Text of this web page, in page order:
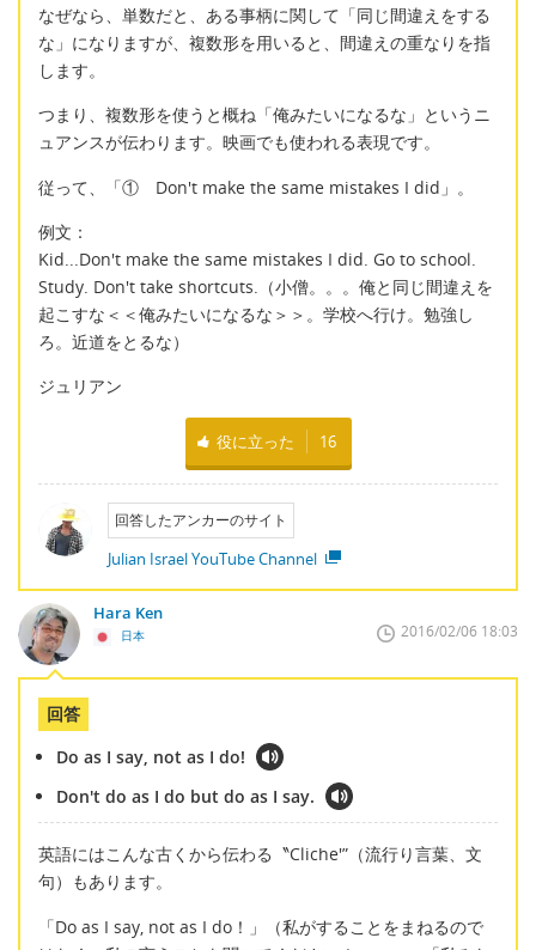
なぜなら、単数だと、ある事柄に関して「同じ間違えをする
な」になりますが、複数形を用いると、間違えの重なりを指
します。
つまり、複数形を使うと概ね「俺みたいになるな」というニ
ュアンスが伝わります。映画でも使われる表現です。
従って、「① Don't make the same mistakes I did」。
例文：
Kid...Don't make the same mistakes I did. Go to school.
Study. Don't take shortcuts.（小僧。。。俺と同じ間違えを
起こすな＜＜俺みたいになるな＞＞。学校へ行け。勉強し
ろ。近道をとるな）
ジュリアン
役に立った 16
回答したアンカーのサイト
Julian Israel YouTube Channel
Hara Ken
日本 2016/02/06 18:03
回答
Do as I say, not as I do!
Don't do as I do but do as I say.
英語にはこんな古くから伝わる〝Cliche'”（流行り言葉、文
句）もあります。
「Do as I say, not as I do！」（私がすることをまねるので